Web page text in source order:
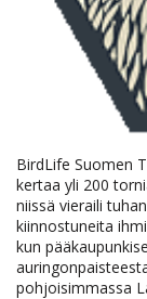
BirdLife Suomen
kertaa yli 200
niissä vieraili
kiinnostuneita
kun
pohjoisimmassa